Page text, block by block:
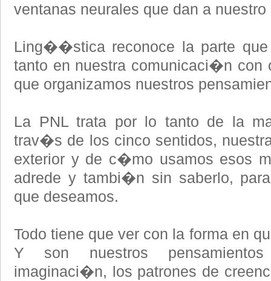
ventanas neurales que dan a nuestro
Ling��stica reconoce la parte
tanto en nuestra comunicaci�n con
que organizamos nuestros
La PNL trata por lo tanto de la
trav�s de los cinco sentidos,
exterior y de c�mo usamos esos
adrede y tambi�n sin saberlo,
que deseamos.
Todo tiene que ver con la forma en
Y son nuestros
imaginaci�n, los patrones de